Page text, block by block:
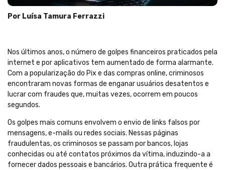
Por Luísa Tamura Ferrazzi
Nos últimos anos, o número de golpes financeiros praticados pela
internet e por aplicativos tem aumentado de forma alarmante.
Com a popularização do Pix e das compras online, criminosos
encontraram novas formas de enganar usuários desatentos e
lucrar com fraudes que, muitas vezes, ocorrem em poucos
segundos.
Os golpes mais comuns envolvem o envio de links falsos por
mensagens, e-mails ou redes sociais. Nessas páginas
fraudulentas, os criminosos se passam por bancos, lojas
conhecidas ou até contatos próximos da vítima, induzindo-a a
fornecer dados pessoais e bancários. Outra prática frequente é